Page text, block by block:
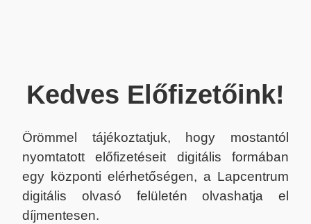
Kedves Előfizetőink!
Örömmel tájékoztatjuk, hogy mostantól
nyomtatott előfizetéseit digitális formában
egy központi elérhetőségen, a Lapcentrum
digitális olvasó felületén olvashatja el
díjmentesen.